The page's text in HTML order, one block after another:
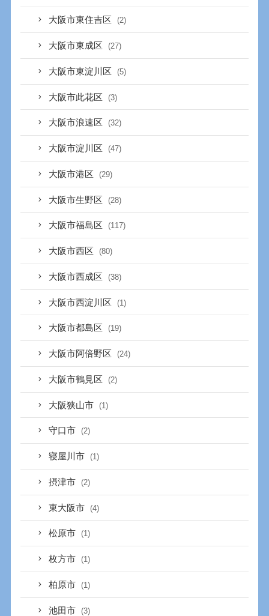
大阪市東住吉区 (2)
大阪市東成区 (27)
大阪市東淀川区 (5)
大阪市此花区 (3)
大阪市浪速区 (32)
大阪市淀川区 (47)
大阪市港区 (29)
大阪市生野区 (28)
大阪市福島区 (117)
大阪市西区 (80)
大阪市西成区 (38)
大阪市西淀川区 (1)
大阪市都島区 (19)
大阪市阿倍野区 (24)
大阪市鶴見区 (2)
大阪狭山市 (1)
守口市 (2)
寝屋川市 (1)
摂津市 (2)
東大阪市 (4)
松原市 (1)
枚方市 (1)
柏原市 (1)
池田市 (3)